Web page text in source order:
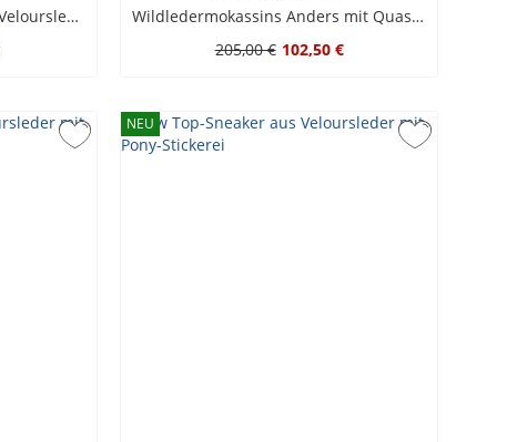
Leder-Sneaker Bedford mit Veloursleder-Overlays
Wildledermokassins Anders mit Quasten
205,00 € 102,50 €
NEU